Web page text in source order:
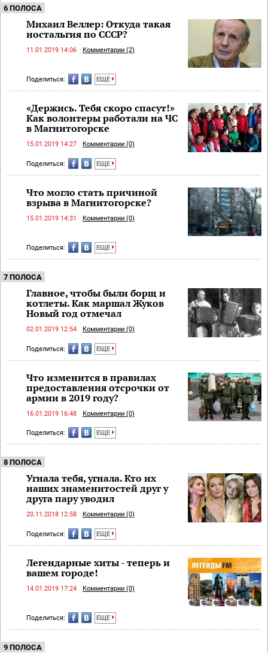
6 ПОЛОСА
Михаил Веллер: Откуда такая
ностальгия по СССР?
11.01.2019 14:06 Комментарии (2)
Поделиться: ЕЩЕ
«Держись. Тебя скоро спасут!»
Как волонтеры работали на ЧС
в Магнитогорске
15.01.2019 14:27 Комментарии (0)
Поделиться: ЕЩЕ
Что могло стать причиной
взрыва в Магнитогорске?
15.01.2019 14:31 Комментарии (0)
Поделиться: ЕЩЕ
7 ПОЛОСА
Главное, чтобы были борщ и
котлеты. Как маршал Жуков
Новый год отмечал
02.01.2019 12:54 Комментарии (0)
Поделиться: ЕЩЕ
Что изменится в правилах
предоставления отсрочки от
армии в 2019 году?
16.01.2019 16:48 Комментарии (0)
Поделиться: ЕЩЕ
8 ПОЛОСА
Угнала тебя, угнала. Кто их
наших знаменитостей друг у
друга пару уводил
20.11.2018 12:58 Комментарии (0)
Поделиться: ЕЩЕ
Легендарные хиты - теперь и
вашем городе!
14.01.2019 17:24 Комментарии (0)
Поделиться: ЕЩЕ
9 ПОЛОСА